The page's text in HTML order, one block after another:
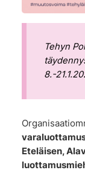
Tehyn
8.-
Eteläisen,